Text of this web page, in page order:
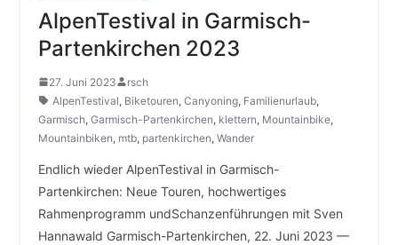
AlpenTestival in Garmisch-
Partenkirchen 2023
27. Juni 2023
rsch
AlpenTestival, Biketouren, Canyoning, Familienurlaub,
Garmisch, Garmisch-Partenkirchen, klettern, Mountainbike,
Mountainbiken, mtb, partenkirchen, Wander
Endlich wieder AlpenTestival in Garmisch-
Partenkirchen: Neue Touren, hochwertiges
Rahmenprogramm undSchanzenführungen mit Sven
Hannawald Garmisch-Partenkirchen, 22. Juni 2023 —